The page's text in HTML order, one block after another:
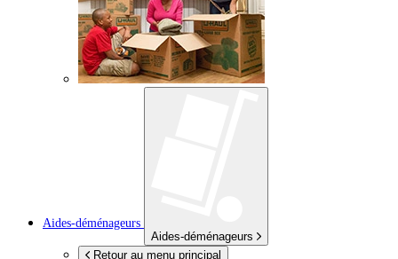
Aides-déménageurs
Aides-déménageurs
Retour au menu principal